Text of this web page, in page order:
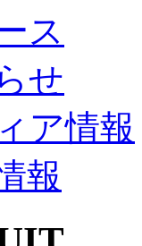
ス
せ
ア情報
報